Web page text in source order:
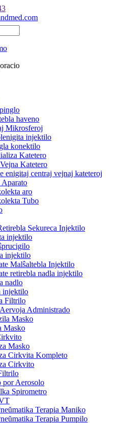
haveno
Mikrosferoj
injektilo
konektilo
Katetero
Katetero
enigitaj centraj vejnaj kateteroj
Aparato
aro
Tubo
Sekureca Injektilo
injektilo
injektilo
Malŝaltebla Injektilo
retirebla nadla injektilo
nadlo
injektilo
Filtrilo
Administrado
Masko
Masko
Masko
Cirkvita Kompleto
Cirkvito
por Aerosolo
Spirometro
Terapia Maniko
Terapia Pumpilo